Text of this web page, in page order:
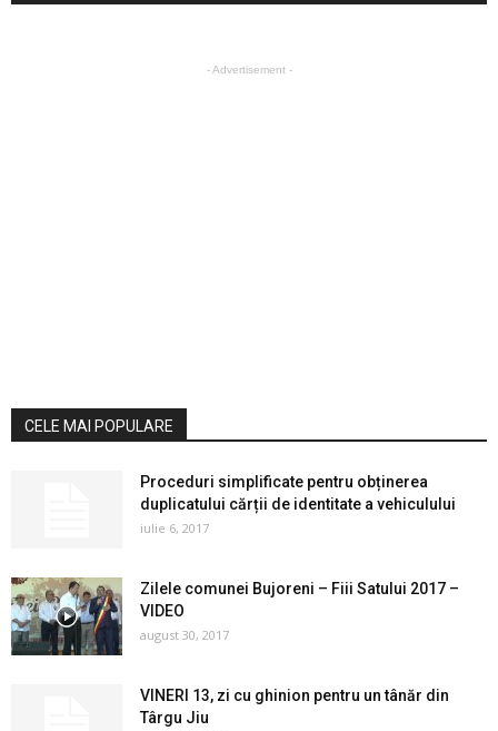
- Advertisement -
CELE MAI POPULARE
Proceduri simplificate pentru obținerea
duplicatului cărții de identitate a vehiculului
iulie 6, 2017
Zilele comunei Bujoreni – Fiii Satului 2017 –
VIDEO
august 30, 2017
VINERI 13, zi cu ghinion pentru un tânăr din
Târgu Jiu